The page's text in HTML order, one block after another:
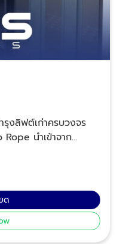
งลิฟต์เก่าครบวงจร
นำเข้าจาก
จากยุโรป รองรับ
ซ่อมลิฟต์
-ลิฟต์อพาร์ทเม้นท์ ซ่อม
ล ซ่อมลิฟต์โรงงาน
มลิฟต์มืออาชีพ แก้จบ
ด